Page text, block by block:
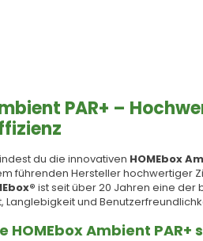
PAR+ –
du die innovativen HOMEbox
führenden Hersteller hochwertiger
ist seit über 20 Jahren eine der
Langlebigkeit und
HOMEbox Ambient PAR+